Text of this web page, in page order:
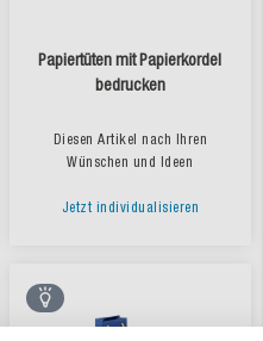
Papiertüten mit Papierkordel
bedrucken
Diesen Artikel nach Ihren
Wünschen und Ideen
Jetzt individualisieren